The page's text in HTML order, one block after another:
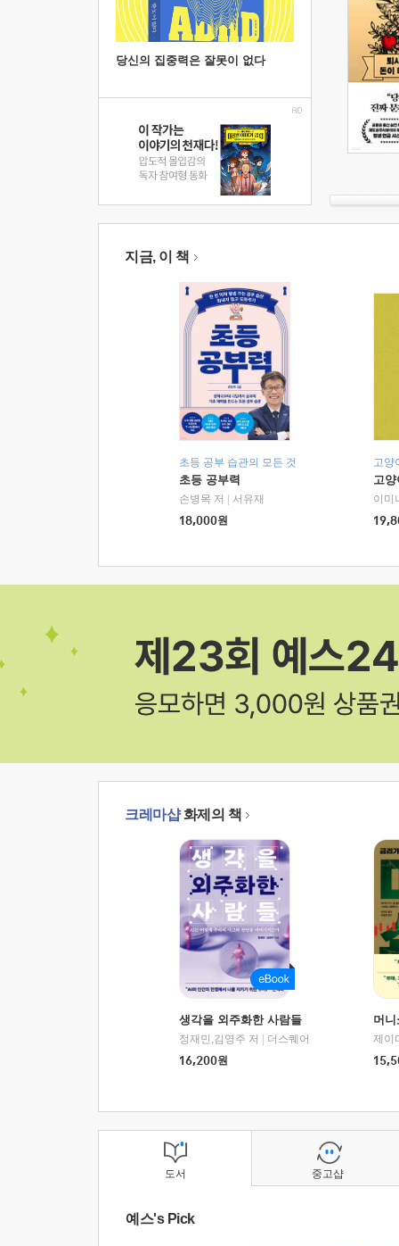
당신의 집중력은 잘못이 없다
지금, 이 책
초등 공부 습관의 모든 것
초등 공부력
손병목 저
서유재
18,000원
고양
고
이미
크레마샵화제의 책
생각을 외주화한 사람들
정재민,김영주 저
더스퀘어
16,200원
머
도서
예스's Pick
중고샵